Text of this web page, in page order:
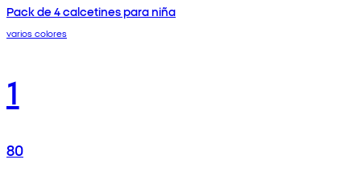
Pack de 4 calcetines para niña
varios colores
1
80